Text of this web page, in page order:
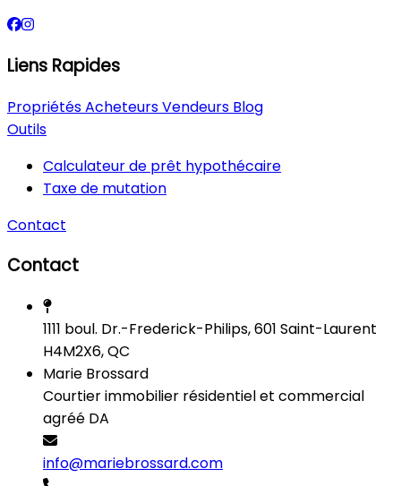
Liens Rapides
PropriétésAcheteursVendeurs Blog
Outils
Calculateur de prêt hypothécaire
Taxe de mutation
Contact
Contact
1111 boul. Dr.-Frederick-Philips, 601 Saint-Laurent
H4M2X6, QC
Marie Brossard
Courtier immobilier résidentiel et commercial
agréé DA
info@mariebrossard.com